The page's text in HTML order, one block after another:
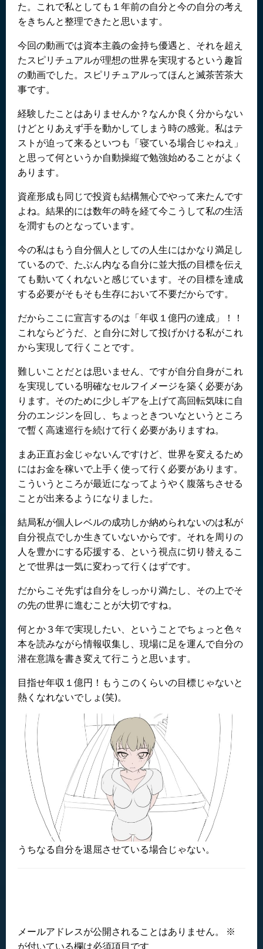
た。これで私としても１年前の自分と今の自分の考え
をきちんと整理できたと思います。
今回の動画では資本主義の金持ち優遇と、それを超え
たスピリチュアルが理想の世界を実現するという趣旨
の動画でした。スピリチュアルってほんと滅茶苦茶大
事です。
経験したことはありませんか？なんか良く分からない
けどとりあえず手を動かしてしまう時の感覚。私はテ
ストが迫って来るといつも「寝ている場合じゃねえ」
と思って何というか自動操縦で勉強始めることがよく
あります。
資産形成も同じで投資も結構無心でやって来たんです
よね。結果的には数年の時を経て今こうして私の生活
を潤すものとなっています。
今の私はもう自分個人としての人生にはかなり満足し
ているので、たぶん内なる自分に並大抵の目標を伝え
ても動いてくれないと感じています。その目標を達成
する必要がそもそも生存において不要だからです。
だからここに宣言するのは「年収１億円の達成」！！
これならどうだ、と自分に対して投げかける私がこれ
から実現して行くことです。
難しいことだとは思いません、ですが自分自身がこれ
を実現している明確なセルフイメージを築く必要があ
ります。そのために少しギアを上げて高回転気味に自
分のエンジンを回し、ちょっときついなというところ
で暫く高速巡行を続けて行く必要がありますね。
まあ正直お金じゃないんですけど、世界を変えるため
にはお金を稼いで上手く使って行く必要があります。
こういうところが最近になってようやく腹落ちさせる
ことが出来るようになりました。
結局私が個人レベルの成功しか納められないのは私が
自分視点でしか生きていないからです。それを周りの
人を豊かにする応援する、という視点に切り替えるこ
とで世界は一気に変わって行くはずです。
だからこそ先ずは自分をしっかり満たし、その上でそ
の先の世界に進むことが大切ですね。
何とか３年で実現したい、ということでちょっと色々
本を読みながら情報収集し、現場に足を運んで自分の
潜在意識を書き変えて行こうと思います。
目指せ年収１億円！もうこのくらいの目標じゃないと
熱くなれないでしょ(笑)。
うちなる自分を退屈させている場合じゃない。
メールアドレスが公開されることはありません。
※
が付いている欄は必須項目です